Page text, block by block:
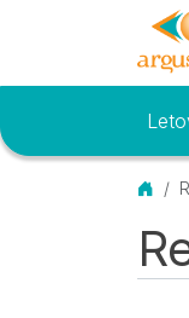
Osnovni meni